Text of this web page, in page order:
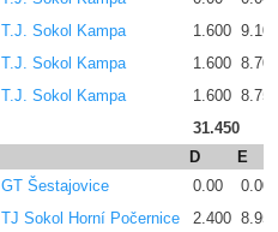
T.J. Sokol Kampa 1.600 9.100
T.J. Sokol Kampa 1.600 8.700
T.J. Sokol Kampa 1.600 8.750
31.450
D
E
GT Šestajovice 0.00
0.00
TJ Sokol Horní Počernice 2.400 8.950